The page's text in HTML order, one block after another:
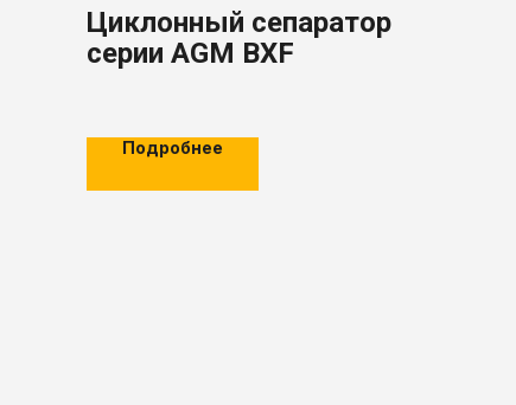
Циклонный сепаратор
серии AGM BXF
Подробнее